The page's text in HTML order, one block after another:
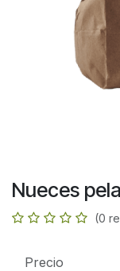
Nueces
(0
Precio